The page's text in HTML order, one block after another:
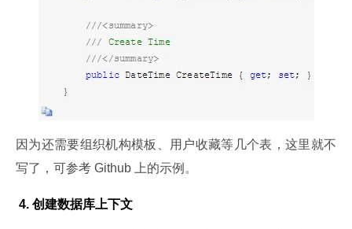
因为还需要组织机构模板、用户收藏等几个表，这里就不
写了，可参考 Github 上的示例。
4. 创建数据库上下文